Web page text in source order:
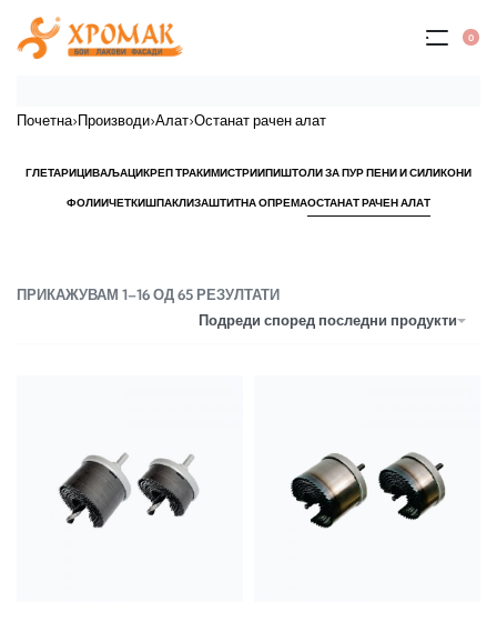
0
Почетна›Производи›Алат›Останат рачен алат
ГЛЕТАРИЦИВАЉАЦИКРЕП ТРАКИМИСТРИИПИШТОЛИ ЗА ПУР ПЕНИ И СИЛИКОНИ
ФОЛИИЧЕТКИШПАКЛИЗАШТИТНА ОПРЕМАОСТАНАТ РАЧЕН АЛАТ
ПРИКАЖУВАМ 1–16 ОД 65 РЕЗУЛТАТИ
Подреди според последни продукти